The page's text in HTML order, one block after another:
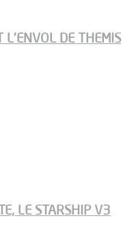
DE THEMIS
LE STARSHIP V3